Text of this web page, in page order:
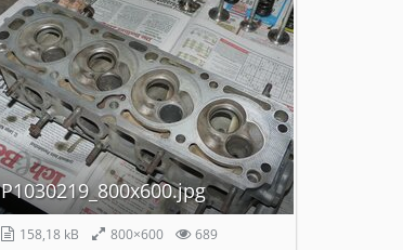
P1030219_800x600.jpg
158,18 kB 800×600 689